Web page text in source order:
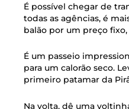
É possível chegar de
todas as agências, é
balão por um preço
É um passeio
para um calorão seco.
primeiro patamar da
Na volta, dê uma